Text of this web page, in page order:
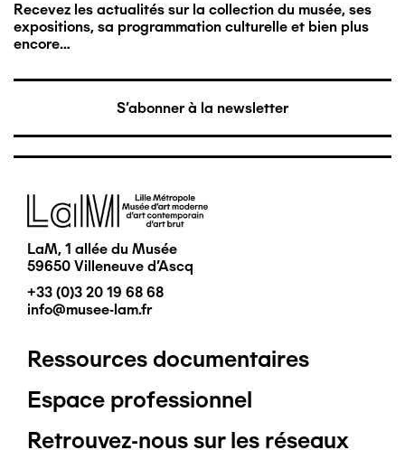
Recevez les actualités sur la collection du musée, ses
expositions, sa programmation culturelle et bien plus
encore…
S'abonner à la newsletter
Image
LaM, 1 allée du Musée
59650 Villeneuve d'Ascq
+33 (0)3 20 19 68 68
info@musee-lam.fr
Pied
de
Ressources documentaires
Espace professionnel
Retrouvez-nous sur les réseaux